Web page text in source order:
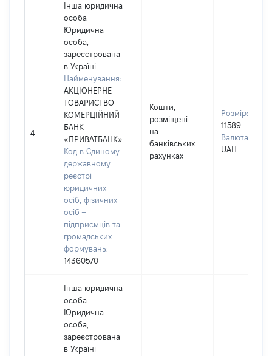
4
Інша юридична
особа
Юридична
особа,
зареєстрована
в Україні
Найменування:
АКЦІОНЕРНЕ
ТОВАРИСТВО
КОМЕРЦІЙНИЙ
БАНК
«ПРИВАТБАНК»
Код в Єдиному
державному
реєстрі
юридичних
осіб, фізичних
осіб –
підприємців та
громадських
формувань:
14360570
Кошти,
розміщені
на
банківських
рахунках
Розмір:
11589
Валюта:
UAH
Інша юридична
особа
Юридична
особа,
зареєстрована
в Україні